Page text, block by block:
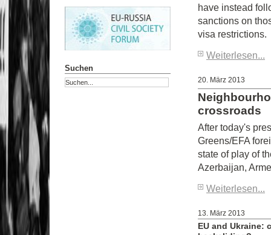
have instead
sanctions on
visa restrictions.
Weiterlesen...
20. März 2013
crossroads
After today's
Greens/EFA
state of play of
Azerbaijan,
Weiterlesen...
13. März 2013
EU and Ukraine:
Suchen